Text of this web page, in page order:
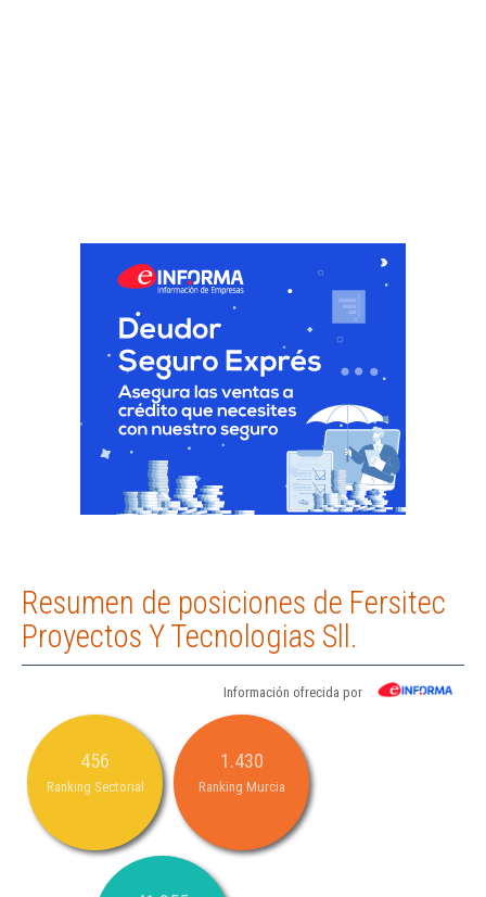
Resumen de posiciones de Fersitec
Proyectos Y Tecnologias Sll.
Información ofrecida por
456
Ranking Sectorial
1.430
Ranking Murcia